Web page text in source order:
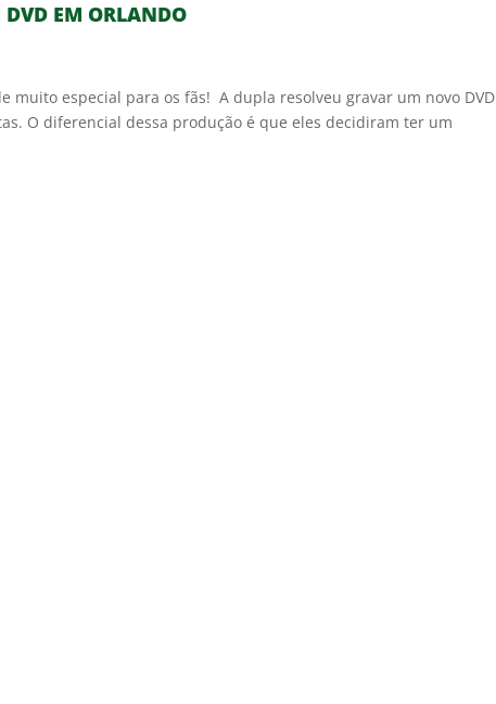
EM ORLANDO
muito especial para os fãs! A dupla resolveu gravar um novo DVD
O diferencial dessa produção é que eles decidiram ter um